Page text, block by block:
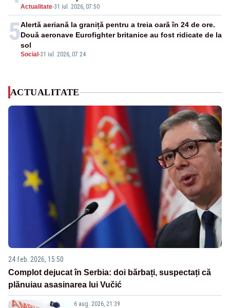
Actualitate-31 iul. 2026, 07:50
5
Social -31 iul. 2026, 07:24
Alertă aeriană la graniță pentru a treia oară în 24 de ore.
Două aeronave Eurofighter britanice au fost ridicate de la
sol
ACTUALITATE
24 feb. 2026, 15:50
Complot dejucat în Serbia: doi bărbați, suspectați că
plănuiau asasinarea lui Vučić
6 aug. 2026, 21:39